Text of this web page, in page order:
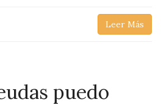
Leer Más
puedo